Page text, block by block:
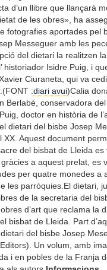
d’un llibre que llançarà
de les obres», ha
fotografies aportades pel
Messeguer amb les
del dietari la realitzen la
historiador Isidre Puig, i
Ciuraneta, qui va
:diari avui)Calia
Berlabé, conservadora
doctor en història de
dietari del bisbe Josep
XX. Aquest document
del bisbat de Lleida es
a aquest prelat, es
per quatre monedes a
les parròquies.El dietari,
de la secretaria del
d’art que reclama la
bisbat de Lleida. Part
del bisbe Josep
Un volum, amb
i en pobles de la Franja